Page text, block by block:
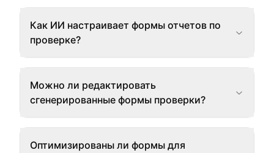
Как ИИ настраивает формы отчетов по
проверке?
Можно ли редактировать
сгенерированные формы проверки?
Оптимизированы ли формы для